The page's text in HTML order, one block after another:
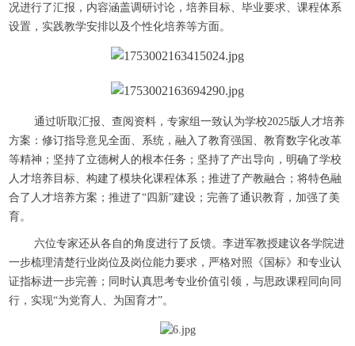
况进行了汇报，内容涵盖调研讨论，培养目标、毕业要求、课程体系
设置，实践教学安排以及个性化培养等方面。
通过听取汇报、查阅资料，专家组一致认为学校2025版人才培养
方案：修订指导意见全面、系统，融入了教育强国、教育数字化改革
等精神；坚持了立德树人的根本任务；坚持了产出导向，明确了学校
人才培养目标、构建了模块化课程体系；推进了产教融合；将特色融
合了人才培养方案；推进了“四新”建设；完善了通识教育，加强了美
育。
六位专家还从各自的角度进行了反馈。李进军教授建议各学院进
一步梳理清楚行业岗位及岗位能力要求，严格对照《国标》和专业认
证指标进一步完善；同时认真思考专业价值引领，与思政课程同向同
行，实现“为党育人、为国育才”。